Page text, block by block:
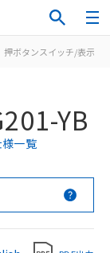
押ボタンスイッチ/表示灯
YB
一覧